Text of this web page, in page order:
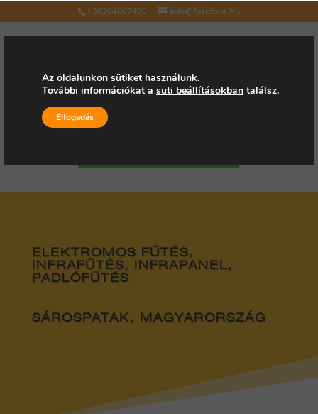
+36204007400 info@futofolia.hu
Válasszon oldalt
ELEKTROMOS FŰTÉS,
INFRAFŰTÉS, INFRAPANEL,
PADLÓFŰTÉS
SÁROSPATAK, MAGYARORSZÁG
Az oldalunkon sütiket használunk.
További információkat a süti beállításokban találsz.
Elfogadás